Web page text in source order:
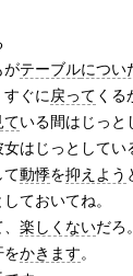
がテーブルについ
ぐに 戻って くる
ている間はじっと
女はじっとしてい
て動悸を抑えよう
ておいてね。
楽しくないだろ。
をかきます。